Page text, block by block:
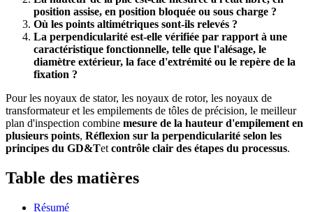
position assise, en position bloquée ou sous charge ?
Où les points altimétriques sont-ils relevés ?
La perpendicularité est-elle vérifiée par rapport à une
caractéristique fonctionnelle, telle que l'alésage, le
diamètre extérieur, la face d'extrémité ou le repère de la
fixation ?
Pour les noyaux de stator, les noyaux de rotor, les noyaux de
transformateur et les empilements de tôles de précision, le meilleur
plan d'inspection combine mesure de la hauteur d'empilement en
plusieurs points, Réflexion sur la perpendicularité selon les
principes du GD&Tet contrôle clair des étapes du processus.
Table des matières
Résumé